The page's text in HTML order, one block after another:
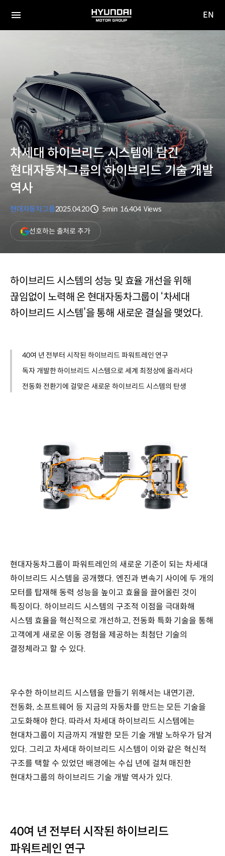
전체
HYUNDAI
MOTOR
EN
차세대 하이브리드 시스템에 담긴
현대자동차그룹의 하이브리드 기술 개발
역사
현대자동차그룹2025.04.20
5min 16,404 Views
선호하는 출처로 추가(새
창
열림)
하이브리드 시스템의 성능 및 효율 개선을 위해
끊임없이 노력해 온 현대자동차그룹이 ‘차세대
하이브리드 시스템’을 통해 새로운 결실을 맺었다.
40여 년 전부터 시작된 하이브리드 파워트레인 연구
독자 개발한 하이브리드 시스템으로 세계 최정상에 올라서다
전동화 전환기에 걸맞은 새로운 하이브리드 시스템의 탄생
현대자동차그룹이 파워트레인의 새로운 기준이 되는 차세대
하이브리드 시스템을 공개했다. 엔진과 변속기 사이에 두 개의
모터를 탑재해 동력 성능을 높이고 효율을 끌어올린 것이
특징이다. 하이브리드 시스템의 구조적 이점을 극대화해
시스템 효율을 혁신적으로 개선하고, 전동화 특화 기술을 통해
고객에게 새로운 이동 경험을 제공하는 최첨단 기술의
결정체라고 할 수 있다.
우수한 하이브리드 시스템을 만들기 위해서는 내연기관,
전동화, 소프트웨어 등 지금의 자동차를 만드는 모든 기술을
고도화해야 한다. 따라서 차세대 하이브리드 시스템에는
현대차그룹이 지금까지 개발한 모든 기술 개발 노하우가 담겨
있다. 그리고 차세대 하이브리드 시스템이 이와 같은 혁신적
구조를 택할 수 있었던 배경에는 수십 년에 걸쳐 매진한
현대차그룹의 하이브리드 기술 개발 역사가 있다.
40여 년 전부터 시작된 하이브리드
파워트레인 연구